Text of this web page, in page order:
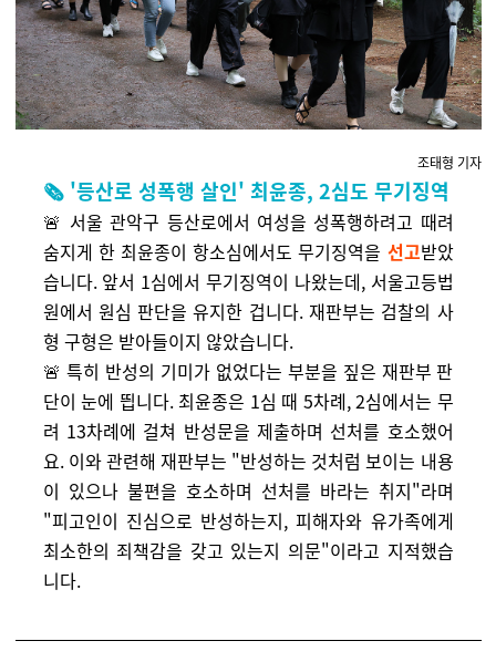
조태형 기자
🗞️ '등산로 성폭행 살인' 최윤종, 2심도 무기징역
🚨 서울 관악구 등산로에서 여성을 성폭행하려고 때려
숨지게 한 최윤종이 항소심에서도 무기징역을 선고받았
습니다. 앞서 1심에서 무기징역이 나왔는데, 서울고등법
원에서 원심 판단을 유지한 겁니다. 재판부는 검찰의 사
형 구형은 받아들이지 않았습니다.
🚨 특히 반성의 기미가 없었다는 부분을 짚은 재판부 판
단이 눈에 띕니다. 최윤종은 1심 때 5차례, 2심에서는 무
려 13차례에 걸쳐 반성문을 제출하며 선처를 호소했어
요. 이와 관련해 재판부는 "반성하는 것처럼 보이는 내용
이 있으나 불편을 호소하며 선처를 바라는 취지"라며
"피고인이 진심으로 반성하는지, 피해자와 유가족에게
최소한의 죄책감을 갖고 있는지 의문"이라고 지적했습
니다.